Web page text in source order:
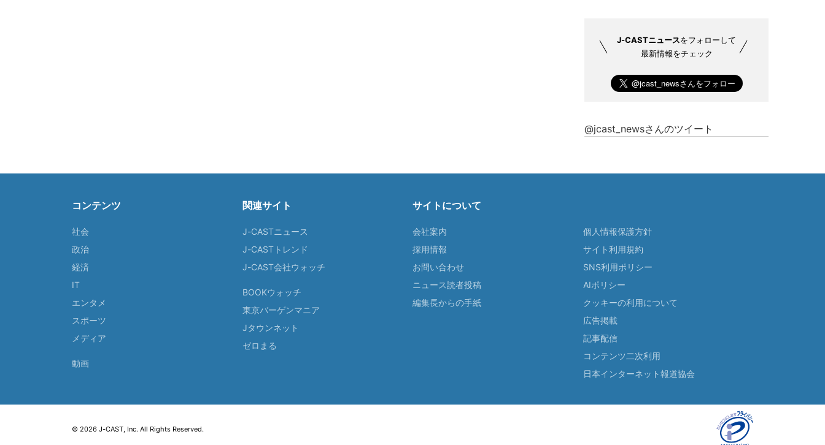
J-CASTニュースをフォローして
最新情報をチェック
@jcast_newsさんのツイート
コンテンツ
社会
政治
経済
IT
エンタメ
スポーツ
メディア
動画
関連サイト
J-CASTニュース
J-CASTトレンド
J-CAST会社ウォッチ
BOOKウォッチ
東京バーゲンマニア
Jタウンネット
ゼロまる
サイトについて
会社案内
採用情報
お問い合わせ
ニュース読者投稿
編集長からの手紙
個人情報保護方針
サイト利用規約
SNS利用ポリシー
AIポリシー
クッキーの利用について
広告掲載
記事配信
コンテンツ二次利用
日本インターネット報道協会
© 2026 J-CAST, Inc. All Rights Reserved.